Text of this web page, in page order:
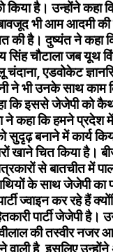
किया है। उन्होंने कहा
भी आम आदमी की
की है। दुष्यंत ने कहा कि
सिंह चौटाला जब यूथ
एडवोकेट
ने भी उनके साथ काम
कि इससे जेजेपी को
ने कहा कि हमने प्रदेश
सुदृढ़ बनाने में कार्य
खाने चित किया है।
से बातचीत में
के साथ जेजेपी का
ज्वाइन कर रहे हैं
पार्टी जेजेपी है।
की तस्वीर नजर
है, इसलिए